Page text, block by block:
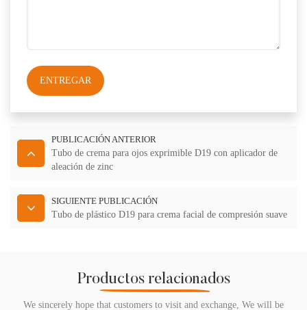
ENTREGAR
PUBLICACIÓN ANTERIOR
Tubo de crema para ojos exprimible D19 con aplicador de
aleación de zinc
SIGUIENTE PUBLICACIÓN
Tubo de plástico D19 para crema facial de compresión suave
Productos relacionados
We sincerely hope that customers to visit and exchange, We will be